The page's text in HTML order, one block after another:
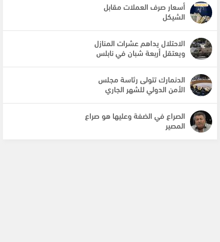
أسعار صرف العملات مقابل
الشيكل
الاحتلال يداهم عشرات المنازل
ويعتقل أربعة شبان في نابلس
الدنمارك تتولى رئاسة مجلس
الأمن الدولي للشهر الجاري
الصراع في الضفة وعليها هو صراع
المصير